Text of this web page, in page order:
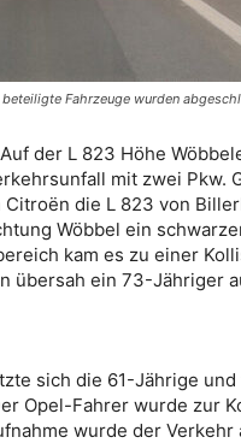
Fahrzeuge wurden
Auf der L 823 Höhe
mit zwei Pkw.
die L 823 von
Wöbbel ein
kam es zu einer
übersah ein 73-Jähriger
sich die 61-Jährige
Opel-Fahrer wurde zur
wurde der